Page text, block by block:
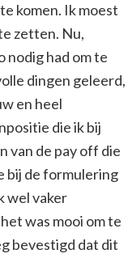
komen. Ik moest
zetten. Nu,
nodig had om te
dingen geleerd,
en heel
die ik bij
van de pay off die
bij de formulering
wel vaker
was mooi om te
bevestigd dat dit